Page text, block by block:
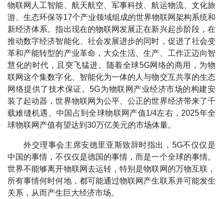
物联网人工智能、航天航空、军事科技、航运物流、文化旅
游、生态环保等17个产业领域组成的世界物联网架构系统和
新经济体系。指出现在的物联网发展正在新兴起步阶段，在
推动数字经济智能化、社会发展进步的同时，促进了社会变
革和产能转型的产业革命，大众生活、生产、工作正迈向智
慧化的时代，且突飞猛进。随着全球5G网络的商用，为物
联网这个集数字化、智能化为一体的人与物交互共享的生态
网络提供了技术保证。5G为物联网产业经济市场的构建安
装了起动器，世界物联网为公平、公正的世界经济带来了千
载难缝机遇。中国占到全球物联网产值1/4左右，2025年全
球物联网产值有望达到30万亿美元的市场体量。
外交理事会主席安德里亚斯致辞时指出，5G不仅仅是
中国的事情，不仅仅是德国的事情，而是一个全球的事情。
世界不能够离开物联网去运转，特别是物联网的万物互联，
所有事情何时何地，都可能通过物联网产生联系并可能发生
关系，从而产生巨大经济市场。